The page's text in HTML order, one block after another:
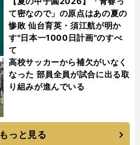
て密なので」の原点はあの夏の
惨敗 仙台育英・須江航が明か
す"日本一1000日計画"のすべ
て
高校サッカーから補欠がいなく
なった 部員全員が試合に出る取
り組みが進んでいる
もっと見る